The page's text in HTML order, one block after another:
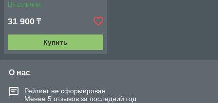
В наличии
31 900 ₸
Купить
О нас
Рейтинг не сформирован
Менее 5 отзывов за последний год